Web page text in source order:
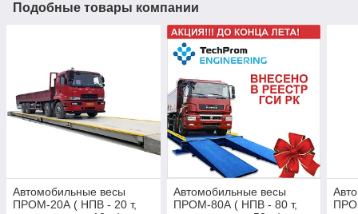
Подобные товары компании
Автомобильные весы
ПРОМ-20А ( НПВ - 20 т,
Автомобильные весы
ПРОМ-80А ( НПВ - 80 т,